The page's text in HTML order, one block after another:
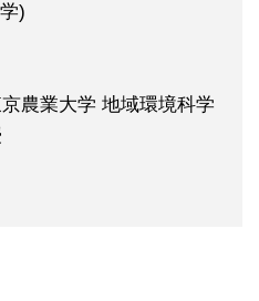
)
農業大学 地域環境科学